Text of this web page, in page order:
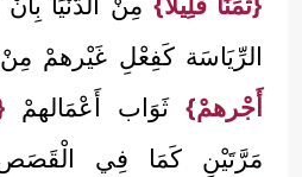
الرِّيَاسَة كَفِعْلِ غَيْرهمْ مِنْ
أَجْرهمْ}ثَوَاب أَعْمَالهمْ
مَرَّتَيْنِ كَمَا فِي